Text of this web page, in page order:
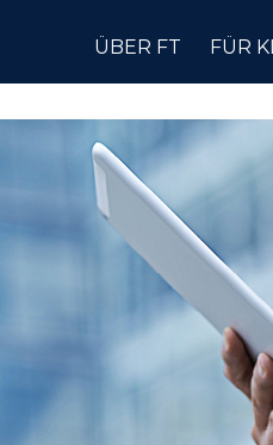
ÜBER FT FÜR